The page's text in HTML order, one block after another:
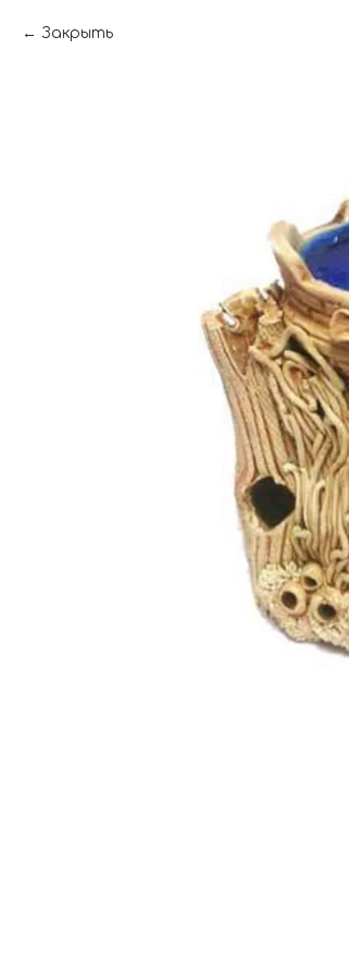
Закрыть